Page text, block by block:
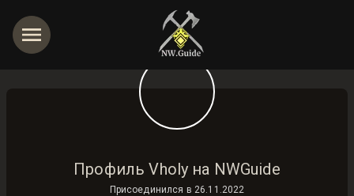
Профиль Vholy на NWGuide
Присоединился в 26.11.2022